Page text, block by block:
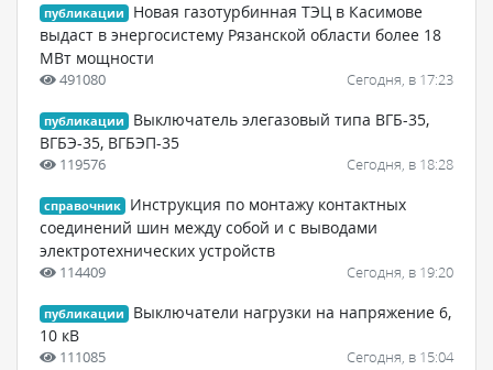
публикации
Новая газотурбинная ТЭЦ в Касимове
выдаст в энергосистему Рязанской области более 18
МВт мощности
491080 Сегодня, в 17:23
публикации
Выключатель элегазовый типа ВГБ-35,
ВГБЭ-35, ВГБЭП-35
119576 Сегодня, в 18:28
справочник
Инструкция по монтажу контактных
соединений шин между собой и с выводами
электротехнических устройств
114409 Сегодня, в 19:20
публикации
Выключатели нагрузки на напряжение 6,
10 кВ
111085 Сегодня, в 15:04